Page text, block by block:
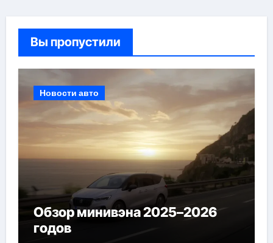
Вы пропустили
Новости авто
Обзор минивэна 2025–2026
годов